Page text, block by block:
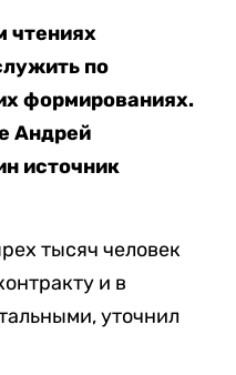
чтениях
по
формированиях.
Андрей
источник
тысяч человек
и в
уточнил